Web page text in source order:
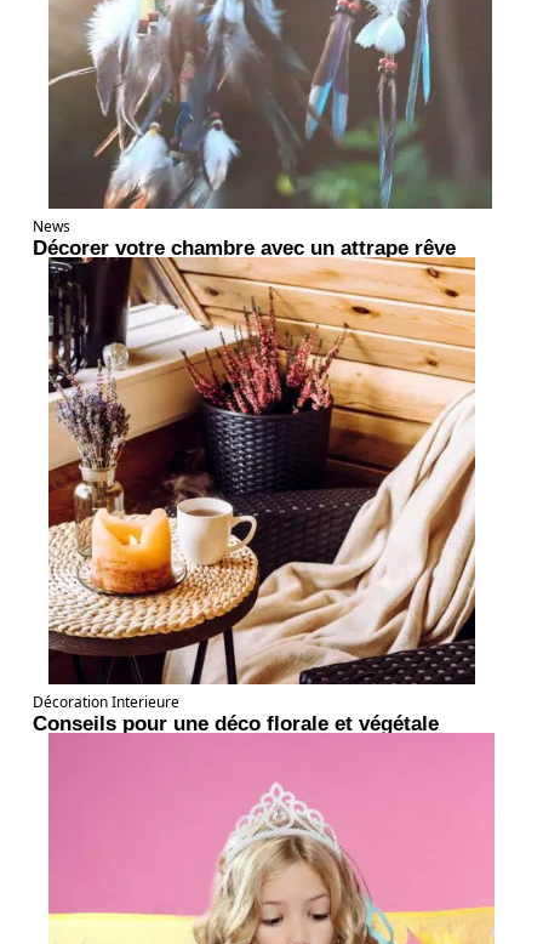
News
Décorer votre chambre avec un attrape rêve
Décoration Interieure
Conseils pour une déco florale et végétale